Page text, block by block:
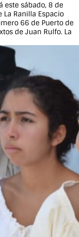
este sábado, 8 de
Ranilla Espacio
66 de Puerto de
de Juan Rulfo. La